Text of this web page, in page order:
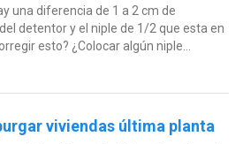
una diferencia de 1 a 2 cm de
detentor y el niple de 1/2 que esta en
esto? ¿Colocar algún niple...
viviendas última planta